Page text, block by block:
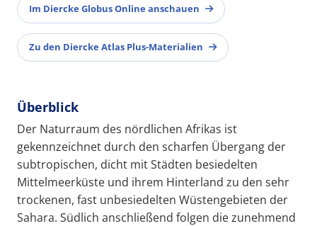
Im Diercke Globus Online anschauen
Zu den Diercke Atlas Plus-Materialien
Überblick
Der Naturraum des nördlichen Afrikas ist
gekennzeichnet durch den scharfen Übergang der
subtropischen, dicht mit Städten besiedelten
Mittelmeerküste und ihrem Hinterland zu den sehr
trockenen, fast unbesiedelten Wüstengebieten der
Sahara. Südlich anschließend folgen die zunehmend